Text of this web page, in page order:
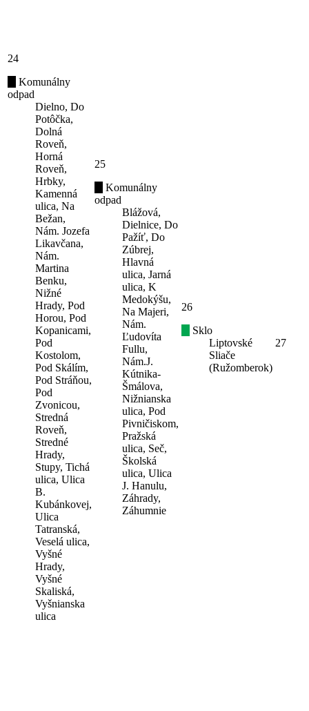
24
Komunálny
odpad
Dielno, Do
Potôčka,
Dolná
Roveň,
Horná
Roveň,
Hrbky,
Kamenná
ulica, Na
Bežan,
Nám. Jozefa
Likavčana,
Nám.
Martina
Benku,
Nižné
Hrady, Pod
Horou, Pod
Kopanicami,
Pod
Kostolom,
Pod Skálím,
Pod Stráňou,
Pod
Zvonicou,
Stredná
Roveň,
Stredné
Hrady,
Stupy, Tichá
ulica, Ulica
B.
Kubánkovej,
Ulica
Tatranská,
Veselá ulica,
Vyšné
Hrady,
Vyšné
Skaliská,
Vyšnianska
ulica
25
Komunálny
odpad
Blážová,
Dielnice, Do
Pažíť, Do
Zúbrej,
Hlavná
ulica, Jarná
ulica, K
Medokýšu,
Na Majeri,
Nám.
Ľudovíta
Fullu,
Nám.J.
Kútnika-
Šmálova,
Nižnianska
ulica, Pod
Pivničiskom,
Pražská
ulica, Seč,
Školská
ulica, Ulica
J. Hanulu,
Záhrady,
Záhumnie
26
Sklo
Liptovské
Sliače
(Ružomberok)
27